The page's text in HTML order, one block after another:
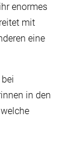
enormes
mit
eine
in den